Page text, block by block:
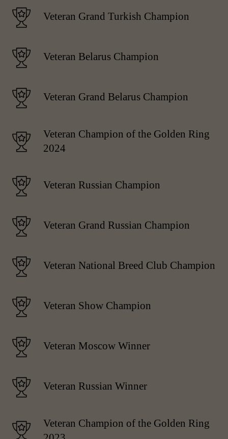
Veteran Grand Turkish Champion
Veteran Belarus Champion
Veteran Grand Belarus Champion
Veteran Сhampion of the Golden Ring
2024
Veteran Russian Champion
Veteran Grand Russian Champion
Veteran National Breed Club Champion
Veteran Show Champion
Veteran Moscow Winner
Veteran Russian Winner
Veteran Сhampion of the Golden Ring